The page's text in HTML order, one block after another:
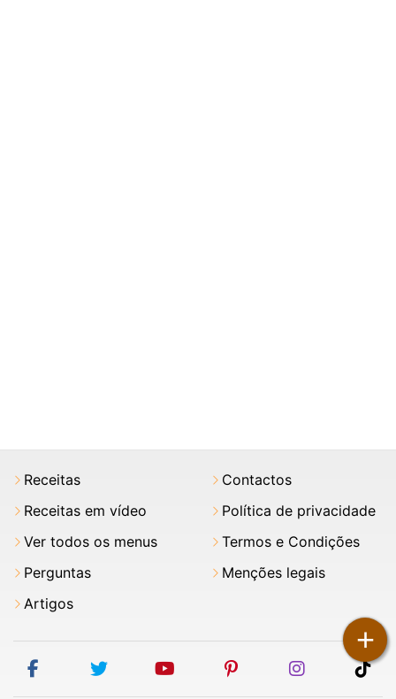
+
Receitas
Receitas em vídeo
Ver todos os menus
Perguntas
Artigos
Contactos
Política de privacidade
Termos e Condições
Menções legais
facebooktwitter youtubepinterestinstagram